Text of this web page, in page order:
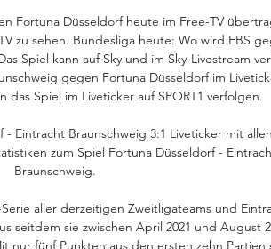
Fortuna Düsseldorf heute im Free-TV
zu sehen. Bundesliga heute: Wo wird EBS
Spiel kann auf Sky und im Sky-Livestream
gegen Fortuna Düsseldorf im
das Spiel im Liveticker auf SPORT1 verfolgen.
- Eintracht Braunschweig 3:1 Liveticker mit allen
zum Spiel Fortuna Düsseldorf -
Braunschweig.
aller derzeitigen Zweitligateams und
seitdem sie zwischen April 2021 und August
nur fünf Punkten aus den ersten zehn Partien